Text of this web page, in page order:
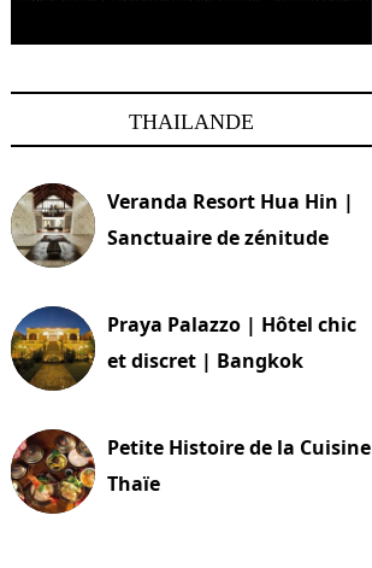
THAILANDE
Veranda Resort Hua Hin |
Sanctuaire de zénitude
Praya Palazzo | Hôtel chic
et discret | Bangkok
Petite Histoire de la Cuisine
Thaïe